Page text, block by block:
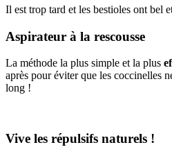
Il est trop tard et les bestioles ont bel
Aspirateur à la rescousse
La méthode la plus simple et la plus
après pour éviter que les coccinelles
long !
Vive les répulsifs naturels !